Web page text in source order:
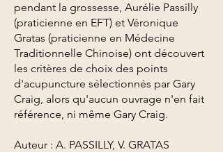
pendant la grossesse, Aurélie Passilly
(praticienne en EFT) et Véronique
Gratas (praticienne en Médecine
Traditionnelle Chinoise) ont découvert
les critères de choix des points
d'acupuncture sélectionnés par Gary
Craig, alors qu'aucun ouvrage n'en fait
référence, ni même Gary Craig.
Auteur : A. PASSILLY, V. GRATAS